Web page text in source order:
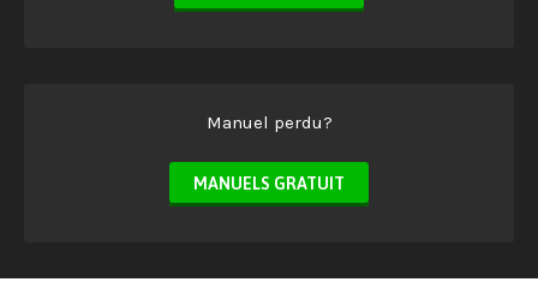
Manuel perdu?
MANUELS GRATUIT